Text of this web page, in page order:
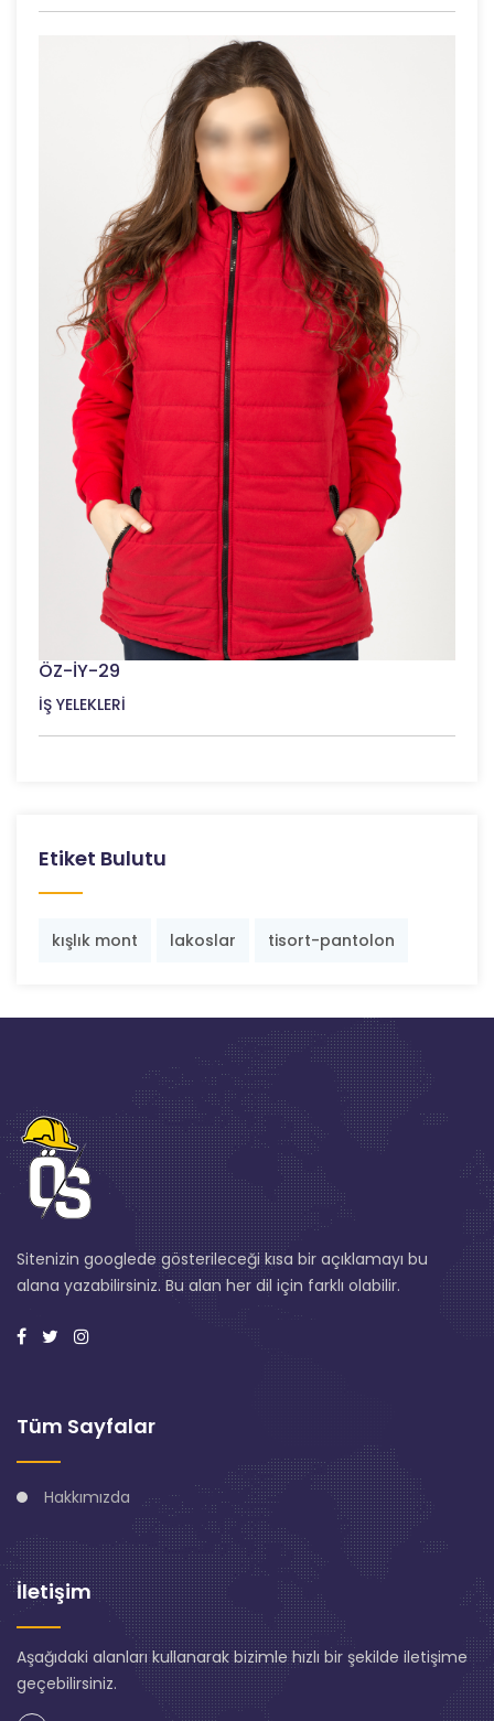
ÖZ-İY-29
İŞ YELEKLERİ
Etiket Bulutu
kışlık mont lakoslar tisort-pantolon
Sitenizin googlede gösterileceği kısa bir açıklamayı bu
alana yazabilirsiniz. Bu alan her dil için farklı olabilir.
Tüm Sayfalar
Hakkımızda
İletişim
Aşağıdaki alanları kullanarak bizimle hızlı bir şekilde iletişime
geçebilirsiniz.